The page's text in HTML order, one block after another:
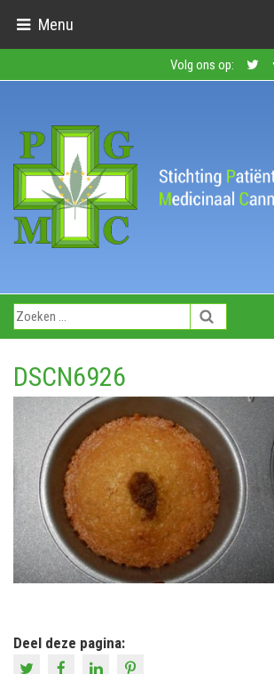
Menu
Volg ons op:
DSCN6926
Deel deze pagina: